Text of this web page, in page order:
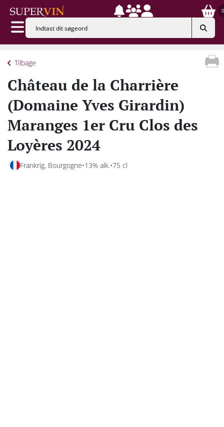
0
Tilbage
Château de la Charrière
(Domaine Yves Girardin)
Maranges 1er Cru Clos des
Loyères 2024
Frankrig, Bourgogne 13% alk. 75 cl